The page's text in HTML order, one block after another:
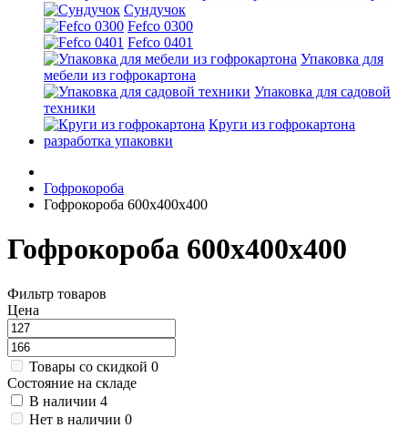
Сундучок
Fefco 0300
Fefco 0401
Упаковка для
мебели из гофрокартона
Упаковка для садовой
техники
Круги из гофрокартона
разработка упаковки
Гофрокороба
Гофрокороба 600х400х400
Гофрокороба 600х400х400
Фильтр товаров
Цена
Товары со скидкой 0
Состояние на складе
В наличии 4
Нет в наличии 0